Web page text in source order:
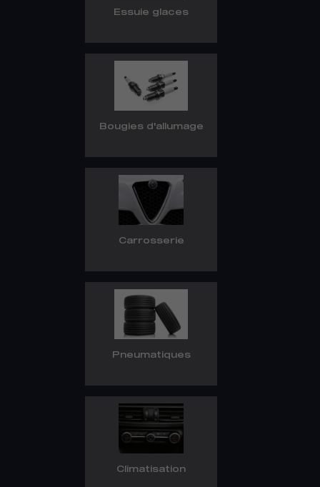
Essuie glaces
Bougies d'allumage
Carrosserie
Pneumatiques
Climatisation